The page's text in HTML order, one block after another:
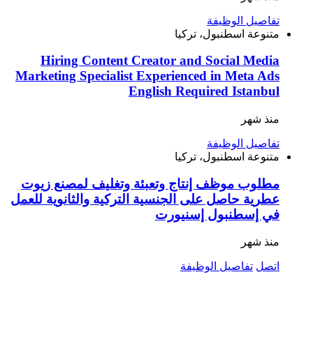
تفاصيل الوظيفة
متنوعة اسطنبول، تركيا
Hiring Content Creator and Social Media
Marketing Specialist Experienced in Meta Ads
English Required Istanbul
منذ شهر
تفاصيل الوظيفة
متنوعة اسطنبول، تركيا
مطلوب موظف إنتاج وتعبئة وتغليف لمصنع زيوت
عطرية حاصل على الجنسية التركية والثانوية للعمل
في إسطنبول إسنيورت
منذ شهر
اتصل تفاصيل الوظيفة